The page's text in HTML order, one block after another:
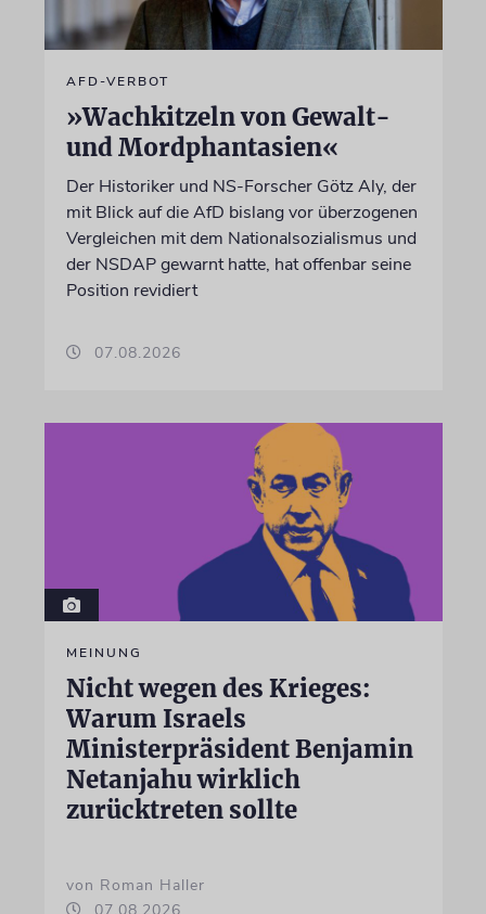
AFD-VERBOT
»Wachkitzeln von Gewalt-
und Mordphantasien«
Der Historiker und NS-Forscher Götz Aly, der
mit Blick auf die AfD bislang vor überzogenen
Vergleichen mit dem Nationalsozialismus und
der NSDAP gewarnt hatte, hat offenbar seine
Position revidiert
07.08.2026
MEINUNG
Nicht wegen des Krieges:
Warum Israels
Ministerpräsident Benjamin
Netanjahu wirklich
zurücktreten sollte
von Roman Haller